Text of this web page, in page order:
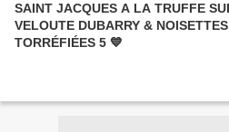
SAINT JACQUES A LA TRUFFE SUR
VELOUTE DUBARRY & NOISETTES
TORRÉFIÉES 5 💙